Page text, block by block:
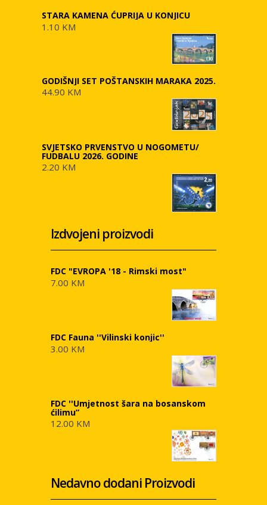
STARA KAMENA ĆUPRIJA U KONJICU
1.10 KM
GODIŠNJI SET POŠTANSKIH MARAKA 2025.
44.90 KM
SVJETSKO PRVENSTVO U NOGOMETU/
FUDBALU 2026. GODINE
2.20 KM
Izdvojeni proizvodi
FDC "EVROPA '18 - Rimski most"
7.00 KM
FDC Fauna ''Vilinski konjic''
3.00 KM
FDC ''Umjetnost šara na bosanskom
ćilimu”
12.00 KM
Nedavno dodani Proizvodi